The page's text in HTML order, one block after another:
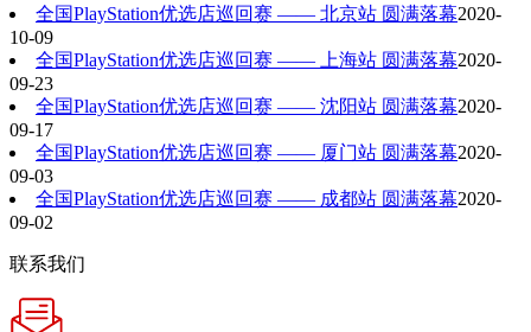
全国PlayStation优选店巡回赛 —— 北京站 圆满落幕2020-
10-09
全国PlayStation优选店巡回赛 —— 上海站 圆满落幕2020-
09-23
全国PlayStation优选店巡回赛 —— 沈阳站 圆满落幕2020-
09-17
全国PlayStation优选店巡回赛 —— 厦门站 圆满落幕2020-
09-03
全国PlayStation优选店巡回赛 —— 成都站 圆满落幕2020-
09-02
联系我们